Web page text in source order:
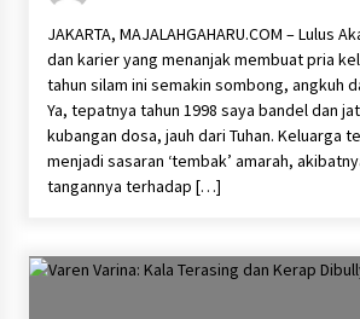
JAKARTA, MAJALAHGAHARU.COM – Lulus
dan karier yang menanjak membuat pria
tahun silam ini semakin sombong, angkuh
Ya, tepatnya tahun 1998 saya bandel dan
kubangan dosa, jauh dari Tuhan. Keluarga
menjadi sasaran ‘tembak’ amarah,
tangannya terhadap […]